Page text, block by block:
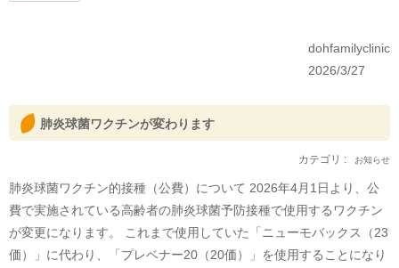
dohfamilyclinic
2026/3/27
肺炎球菌ワクチンが変わります
カテゴリ : お知らせ
肺炎球菌ワクチン的接種（公費）について 2026年4月1日より、公
費で実施されている高齢者の肺炎球菌予防接種で使用するワクチン
が変更になります。 これまで使用していた「ニューモバックス（23
価）」に代わり、「プレベナー20（20価）」を使用することになり